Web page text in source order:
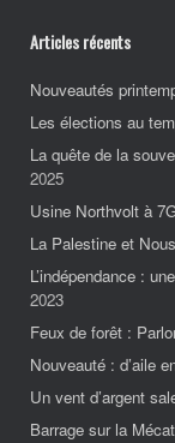
Articles récents
Nouveautés
Les élections au
La quête de la
2025
Usine Northvolt à
La Palestine et Nous
L’indépendance :
2023
Feux de forêt :
Nouveauté : d’aile
Un vent d’argent
Barrage sur la